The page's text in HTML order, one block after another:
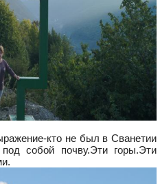
кто не был в Сванетии
собой почву.Эти горы.Эти